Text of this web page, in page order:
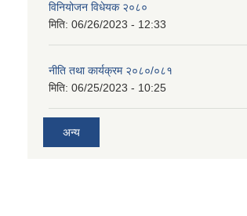
विनियोजन विधेयक २०८०
मिति: 06/26/2023 - 12:33
नीति तथा कार्यक्रम २०८०/०८१
मिति: 06/25/2023 - 10:25
अन्य